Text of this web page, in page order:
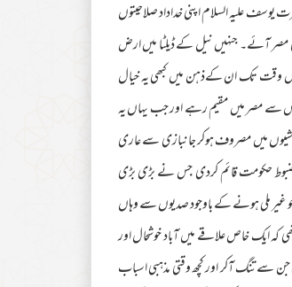
یوسف علیہ السلام اپنی خداداد صلاحیتوں
آئے۔ جنہیں نیل کے ڈیلٹا میں ارض
وقت تک ان کےذہن میں کبھی یہ خیال
سے مصر میں مقیم رہے اور جب یہاں یہ
میں مصروف ہوکر جانبازی سے عاری
حکومت قائم کردی جس نے بڑی بڑی
ملی ہونے کے باوجود صدیوں سے وہاں
کہ ایک خاص علاقے میں آباد خوشحال اور
سے تنگ آکر اور کچھ وقتی مذہبی اسباب